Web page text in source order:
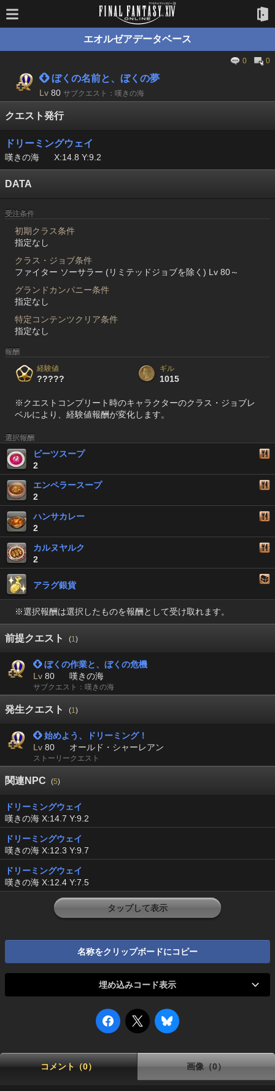
エオルゼアデータベース
0 0
 ぼくの名前と、ぼくの夢
Lv 80 サブクエスト：嘆きの海
クエスト発行
ドリーミングウェイ
嘆きの海 X:14.8 Y:9.2
DATA
受注条件
初期クラス条件
指定なし
クラス・ジョブ条件
ファイター ソーサラー (リミテッドジョブを除く) Lv 80～
グランドカンパニー条件
指定なし
特定コンテンツクリア条件
指定なし
報酬
経験値
?????
ギル
1015
※クエストコンプリート時のキャラクターのクラス・ジョブレ
ベルにより、経験値報酬が変化します。
選択報酬
ビーツスープ
2
エンペラースープ
2
ハンサカレー
2
カルヌヤルク
2
アラグ銀貨
※選択報酬は選択したものを報酬として受け取れます。
前提クエスト (1)
 ぼくの作業と、ぼくの危機
Lv 80 嘆きの海
サブクエスト：嘆きの海
発生クエスト (1)
 始めよう、ドリーミング！
Lv 80 オールド・シャーレアン
ストーリークエスト
関連NPC (5)
ドリーミングウェイ
嘆きの海 X:14.7 Y:9.2
ドリーミングウェイ
嘆きの海 X:12.3 Y:9.7
ドリーミングウェイ
嘆きの海 X:12.4 Y:7.5
タップして表示
名称をクリップボードにコピー
埋め込みコード表示
コメント（0） 画像（0）